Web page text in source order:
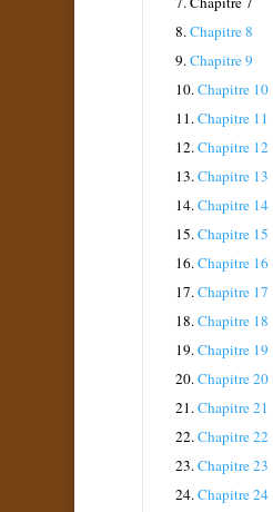
8.Chapitre 8
9.Chapitre 9
10.Chapitre 10
11.Chapitre 11
12.Chapitre 12
13.Chapitre 13
14.Chapitre 14
15.Chapitre 15
16.Chapitre 16
17.Chapitre 17
18.Chapitre 18
19.Chapitre 19
20.Chapitre 20
21.Chapitre 21
22.Chapitre 22
23.Chapitre 23
24.Chapitre 24